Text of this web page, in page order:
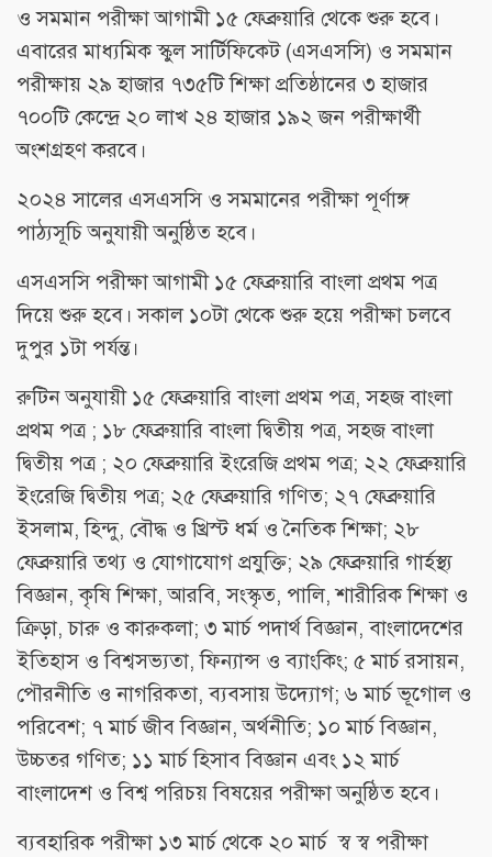
ও সমমান পরীক্ষা আগামী ১৫ ফেব্রুয়ারি থেকে শুরু হবে।
এবারের মাধ্যমিক স্কুল সার্টিফিকেট (এসএসসি) ও সমমান
পরীক্ষায় ২৯ হাজার ৭৩৫টি শিক্ষা প্রতিষ্ঠানের ৩ হাজার
৭০০টি কেন্দ্রে ২০ লাখ ২৪ হাজার ১৯২ জন পরীক্ষার্থী
অংশগ্রহণ করবে।
২০২৪ সালের এসএসসি ও সমমানের পরীক্ষা পূর্ণাঙ্গ
পাঠ্যসূচি অনুযায়ী অনুষ্ঠিত হবে।
এসএসসি পরীক্ষা আগামী ১৫ ফেব্রুয়ারি বাংলা প্রথম পত্র
দিয়ে শুরু হবে। সকাল ১০টা থেকে শুরু হয়ে পরীক্ষা চলবে
দুপুর ১টা পর্যন্ত।
রুটিন অনুযায়ী ১৫ ফেব্রুয়ারি বাংলা প্রথম পত্র, সহজ বাংলা
প্রথম পত্র ; ১৮ ফেব্রুয়ারি বাংলা দ্বিতীয় পত্র, সহজ বাংলা
দ্বিতীয় পত্র ; ২০ ফেব্রুয়ারি ইংরেজি প্রথম পত্র; ২২ ফেব্রুয়ারি
ইংরেজি দ্বিতীয় পত্র; ২৫ ফেব্রুয়ারি গণিত; ২৭ ফেব্রুয়ারি
ইসলাম, হিন্দু, বৌদ্ধ ও খ্রিস্ট ধর্ম ও নৈতিক শিক্ষা; ২৮
ফেব্রুয়ারি তথ্য ও যোগাযোগ প্রযুক্তি; ২৯ ফেব্রুয়ারি গার্হস্থ্য
বিজ্ঞান, কৃষি শিক্ষা, আরবি, সংস্কৃত, পালি, শারীরিক শিক্ষা ও
ক্রিড়া, চারু ও কারুকলা; ৩ মার্চ পদার্থ বিজ্ঞান, বাংলাদেশের
ইতিহাস ও বিশ্বসভ্যতা, ফিন্যান্স ও ব্যাংকিং; ৫ মার্চ রসায়ন,
পৌরনীতি ও নাগরিকতা, ব্যবসায় উদ্যোগ; ৬ মার্চ ভূগোল ও
পরিবেশ; ৭ মার্চ জীব বিজ্ঞান, অর্থনীতি; ১০ মার্চ বিজ্ঞান,
উচ্চতর গণিত; ১১ মার্চ হিসাব বিজ্ঞান এবং ১২ মার্চ
বাংলাদেশ ও বিশ্ব পরিচয় বিষয়ের পরীক্ষা অনুষ্ঠিত হবে।
ব্যবহারিক পরীক্ষা ১৩ মার্চ থেকে ২০ মার্চ স্ব স্ব পরীক্ষা